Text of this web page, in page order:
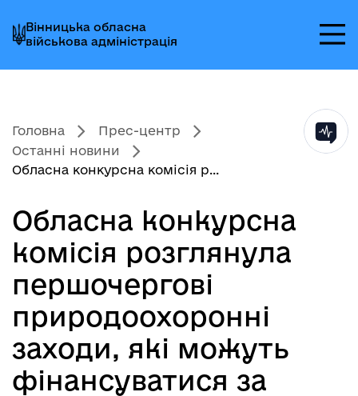
до
головного
меню
до
головного
вмісту
до
головного
колонтитула
Вінницька обласна
військова адміністрація
Головна
Прес-центр
Останні новини
Обласна конкурсна комісія р...
Обласна конкурсна
комісія розглянула
першочергові
природоохоронні
заходи, які можуть
фінансуватися за